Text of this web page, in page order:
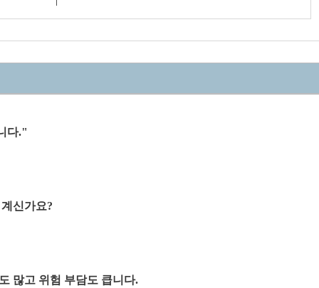
다."
신가요?
많고 위험 부담도 큽니다.